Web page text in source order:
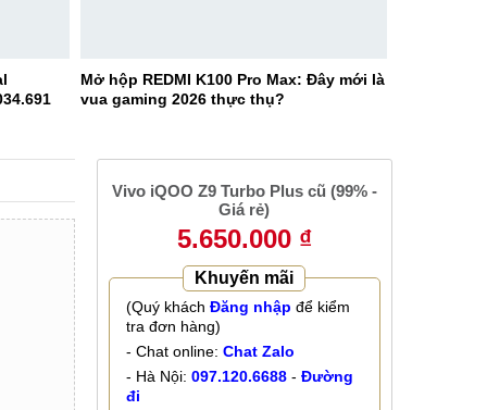
Mở hộp REDMI K100 Pro Max: Đây mới là
vua gaming 2026 thực thụ?
Vivo iQOO Z9 Turbo Plus cũ (99% -
Giá rẻ)
5.650.000 ₫
Khuyến mãi
(Quý khách Đăng nhập để kiểm
tra đơn hàng)
- Chat online: Chat Zalo
- Hà Nội: 097.120.6688- Đường
đi